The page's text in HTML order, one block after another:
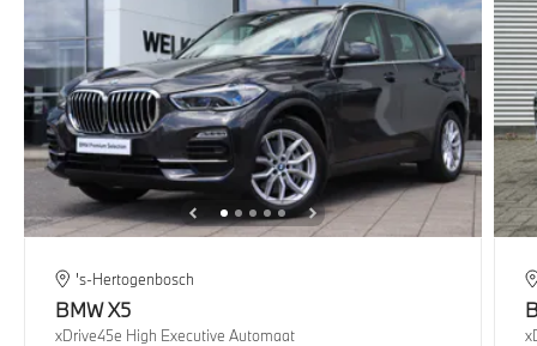
's-Hertogenbosch
BMWX5
xDrive45e High Executive Automaat